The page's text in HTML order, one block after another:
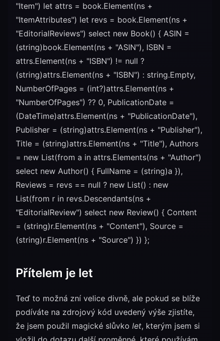
"Item") let attrs = book.Element(ns +
"ItemAttributes") let revs = book.Element(ns +
"EditorialReviews") select new Book() { ASIN =
(string)book.Element(ns + "ASIN"), ISBN =
attrs.Element(ns + "ISBN") != null ?
(string)attrs.Element(ns + "ISBN") : string.Empty,
NumberOfPages = (int?)attrs.Element(ns +
"NumberOfPages") ?? 0, PublicationDate =
(DateTime)attrs.Element(ns + "PublicationDate"),
Publisher = (string)attrs.Element(ns + "Publisher"),
Title = (string)attrs.Element(ns + "Title"), Authors
= new List(from a in attrs.Elements(ns + "Author")
select new Author() { FullName = (string)a }),
Reviews = revs == null ? new List() : new
List(from r in revs.Descendants(ns +
"EditorialReview") select new Review() { Content
= (string)r.Element(ns + "Content"), Source =
(string)r.Element(ns + "Source") }) };
Přítelem je let
Teď to možná zní velice divně, ale pokud se blíže
podíváte na zdrojový kód uvedený výše zjistíte,
že jsem použil magické slůvko let, kterým jsem si